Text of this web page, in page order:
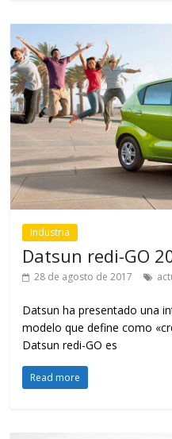
Industria
Datsun redi-GO
28 de agosto de 2017
Datsun ha presentado una
modelo que define como
Datsun redi-GO es
Read more